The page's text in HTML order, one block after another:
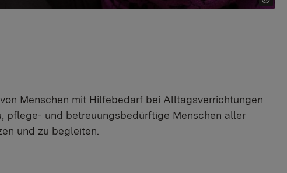
Menschen mit Hilfebedarf bei Alltagsverrichtungen
pflege- und betreuungsbedürftige Menschen aller
und zu begleiten.